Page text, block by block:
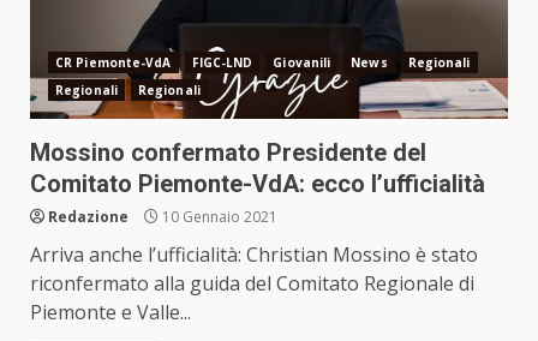
CR Piemonte-VdA FIGC-LND Giovanili News
Regionali
Regionali
Regionali
Mossino confermato Presidente del
Comitato Piemonte-VdA: ecco l’ufficialità
Redazione 10 Gennaio 2021
Arriva anche l’ufficialità: Christian Mossino è stato
riconfermato alla guida del Comitato Regionale di
Piemonte e Valle...